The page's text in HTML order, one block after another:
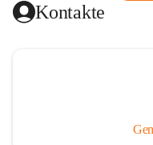
Kontakte